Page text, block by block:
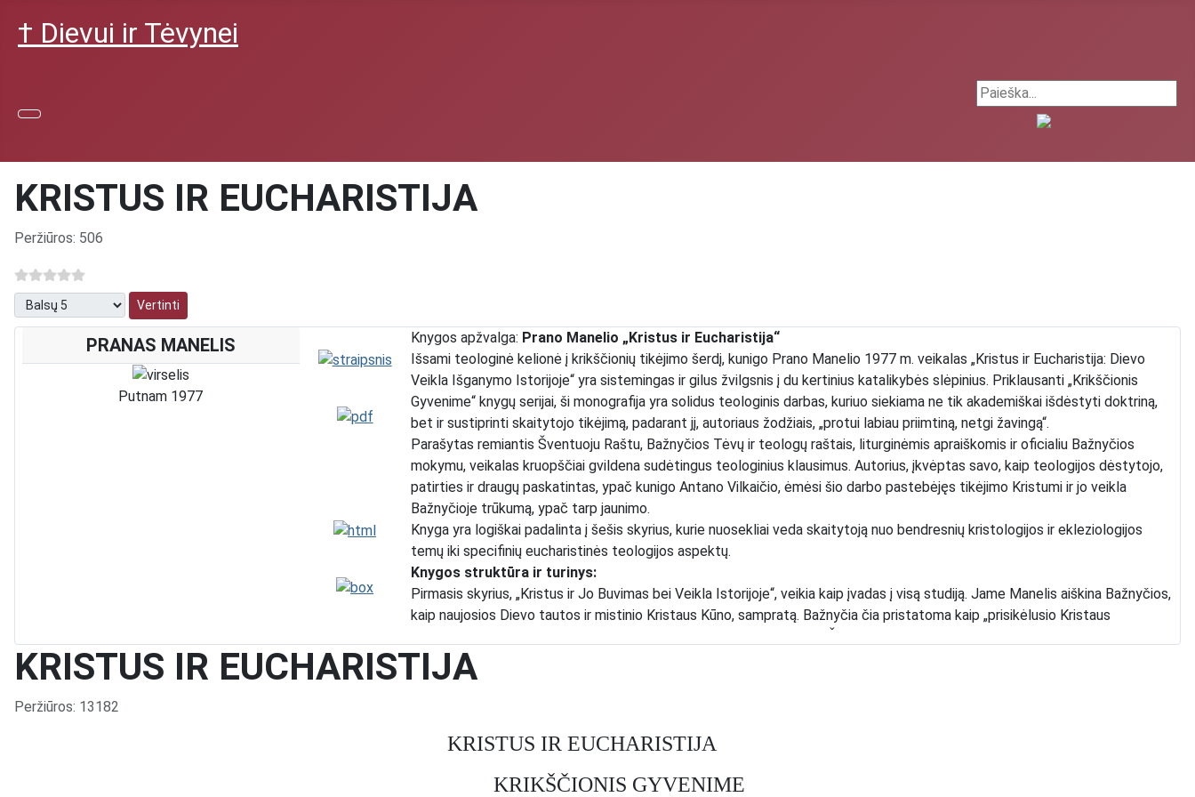
† Dievui ir Tėvynei
Search ...
KRISTUS IR EUCHARISTIJA
Išsami informacija
Peržiūros: 506
Prašome įvertinti
PRANAS MANELIS
Putnam 1977
Knygos apžvalga: Prano Manelio „Kristus ir Eucharistija“
Išsami teologinė kelionė į krikščionių tikėjimo šerdį, kunigo Prano Manelio 1977 m. veikalas „Kristus ir Eucharistija: Dievo
Veikla Išganymo Istorijoje“ yra sistemingas ir gilus žvilgsnis į du kertinius katalikybės slėpinius. Priklausanti „Krikščionis
Gyvenime“ knygų serijai, ši monografija yra solidus teologinis darbas, kuriuo siekiama ne tik akademiškai išdėstyti doktriną,
bet ir sustiprinti skaitytojo tikėjimą, padarant jį, autoriaus žodžiais, „protui labiau priimtiną, netgi žavingą“.
Parašytas remiantis Šventuoju Raštu, Bažnyčios Tėvų ir teologų raštais, liturginėmis apraiškomis ir oficialiu Bažnyčios
mokymu, veikalas kruopščiai gvildena sudėtingus teologinius klausimus. Autorius, įkvėptas savo, kaip teologijos dėstytojo,
patirties ir draugų paskatintas, ypač kunigo Antano Vilkaičio, ėmėsi šio darbo pastebėjęs tikėjimo Kristumi ir jo veikla
Bažnyčioje trūkumą, ypač tarp jaunimo.
Knyga yra logiškai padalinta į šešis skyrius, kurie nuosekliai veda skaitytoją nuo bendresnių kristologijos ir ekleziologijos
temų iki specifinių eucharistinės teologijos aspektų.
Knygos struktūra ir turinys:
Pirmasis skyrius, „Kristus ir Jo Buvimas bei Veikla Istorijoje“, veikia kaip įvadas į visą studiją. Jame Manelis aiškina Bažnyčios,
kaip naujosios Dievo tautos ir mistinio Kristaus Kūno, sampratą. Bažnyčia čia pristatoma kaip „prisikėlusio Kristaus
eucharistiniams svarstymams.
Antrasis skyrius, „Eucharistijos ir Jos Teologijos Istorinė Apžvalga“, skaitytoją veda per visą eucharistinės doktrinos raidą.
perspektyva suteikia kontekstą vėliau aptariamoms teologinėms problemoms.
sąvoka eucharistinėje teologijoje, analizuojami Evangelijų liudijimai, ypač Jono evangelijos 6 skyrius, ir pirmykštės Bažnyčios
KRISTUS IR EUCHARISTIJA
Išsami informacija
Peržiūros: 13182
KRISTUS IR EUCHARISTIJA
KRIKŠČIONIS GYVENIME